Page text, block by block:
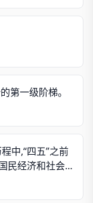
第一级阶梯。
中,“四五”之前
民经济和社会